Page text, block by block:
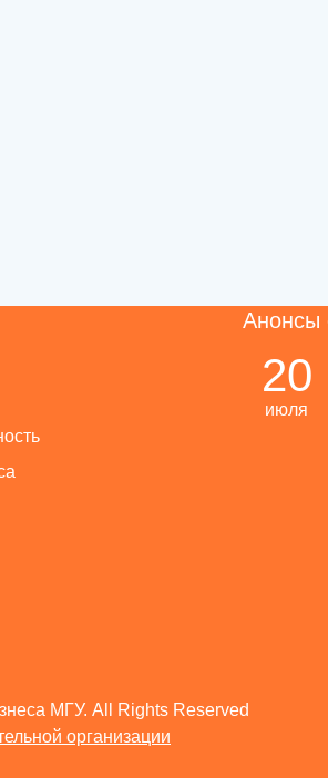
Анонсы
20
июля
МГУ. All Rights Reserved
организации